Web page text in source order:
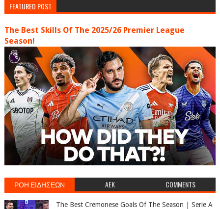
FEATURED POST
The Best Skills Of The 2025/26 Premier League
Season!
ΡΟΗ ΕΙΔΗΣΕΩΝ AEK COMMENTS
The Best Cremonese Goals Of The Season | Serie A